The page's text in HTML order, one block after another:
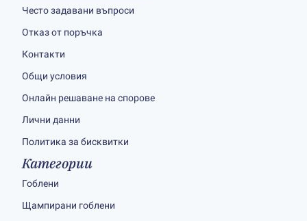
Често задавани въпроси
Отказ от поръчка
Контакти
Общи условия
Онлайн решаване на спорове
Лични данни
Политика за бисквитки
Категории
Гоблени
Щампирани гоблени